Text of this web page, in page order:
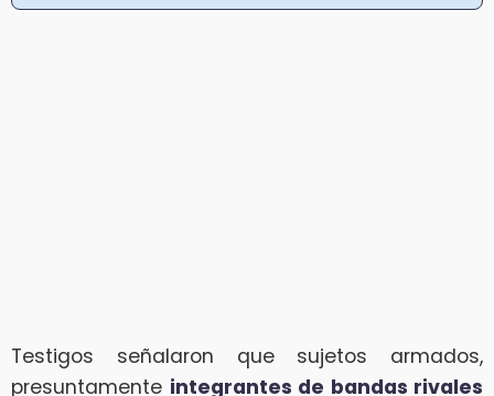
Testigos señalaron que sujetos armados,
presuntamente integrantes de bandas rivales